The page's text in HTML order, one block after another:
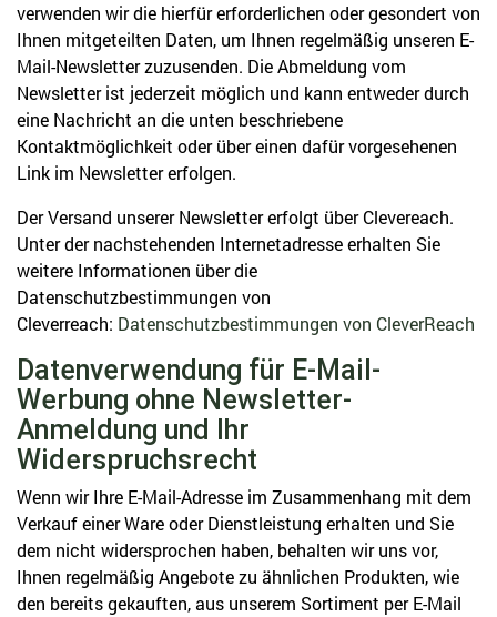
verwenden wir die hierfür erforderlichen oder gesondert von
Ihnen mitgeteilten Daten, um Ihnen regelmäßig unseren E-
Mail-Newsletter zuzusenden. Die Abmeldung vom
Newsletter ist jederzeit möglich und kann entweder durch
eine Nachricht an die unten beschriebene
Kontaktmöglichkeit oder über einen dafür vorgesehenen
Link im Newsletter erfolgen.
Der Versand unserer Newsletter erfolgt über Clevereach.
Unter der nachstehenden Internetadresse erhalten Sie
weitere Informationen über die
Datenschutzbestimmungen von
Cleverreach: Datenschutzbestimmungen von CleverReach
Datenverwendung für E-Mail-
Werbung ohne Newsletter-
Anmeldung und Ihr
Widerspruchsrecht
Wenn wir Ihre E-Mail-Adresse im Zusammenhang mit dem
Verkauf einer Ware oder Dienstleistung erhalten und Sie
dem nicht widersprochen haben, behalten wir uns vor,
Ihnen regelmäßig Angebote zu ähnlichen Produkten, wie
den bereits gekauften, aus unserem Sortiment per E-Mail